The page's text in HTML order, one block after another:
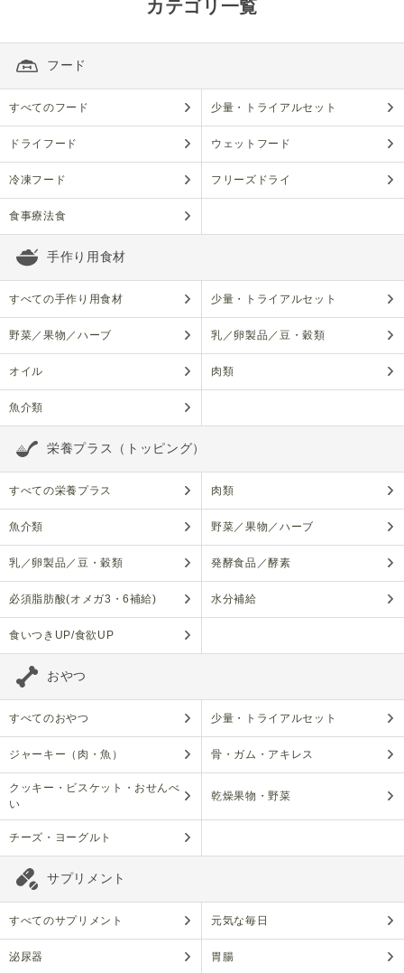
カテゴリ一覧
フード
すべてのフード 少量・トライアルセット
ドライフード ウェットフード
冷凍フード フリーズドライ
食事療法食
手作り用食材
すべての手作り用食材 少量・トライアルセット
野菜／果物／ハーブ 乳／卵製品／豆・穀類
オイル 肉類
魚介類
栄養プラス（トッピング）
すべての栄養プラス 肉類
魚介類 野菜／果物／ハーブ
乳／卵製品／豆・穀類 発酵食品／酵素
必須脂肪酸(オメガ3・6補給) 水分補給
食いつきUP/食欲UP
おやつ
すべてのおやつ 少量・トライアルセット
ジャーキー（肉・魚） 骨・ガム・アキレス
クッキー・ビスケット・おせんべ
い
乾燥果物・野菜
チーズ・ヨーグルト
サプリメント
すべてのサプリメント 元気な毎日
泌尿器 胃腸